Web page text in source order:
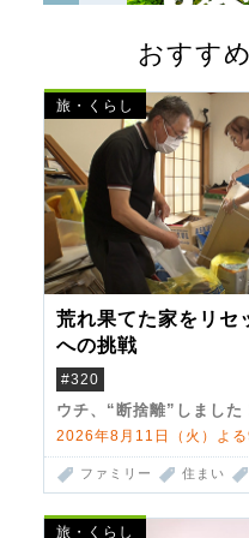
おすす
旅・くらし
荒れ果てた家をリセ
への挑戦
#320
ウチ、“断捨離”しました
2026年8月11日（火）よ
ファミリー 住まい
旅・くらし